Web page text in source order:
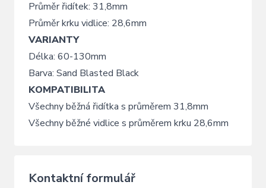
Průměr řidítek: 31,8mm
Průměr krku vidlice: 28,6mm
VARIANTY
Délka: 60-130mm
Barva: Sand Blasted Black
KOMPATIBILITA
Všechny běžná řidítka s průměrem 31,8mm
Všechny běžné vidlice s průměrem krku 28,6mm
Kontaktní formulář